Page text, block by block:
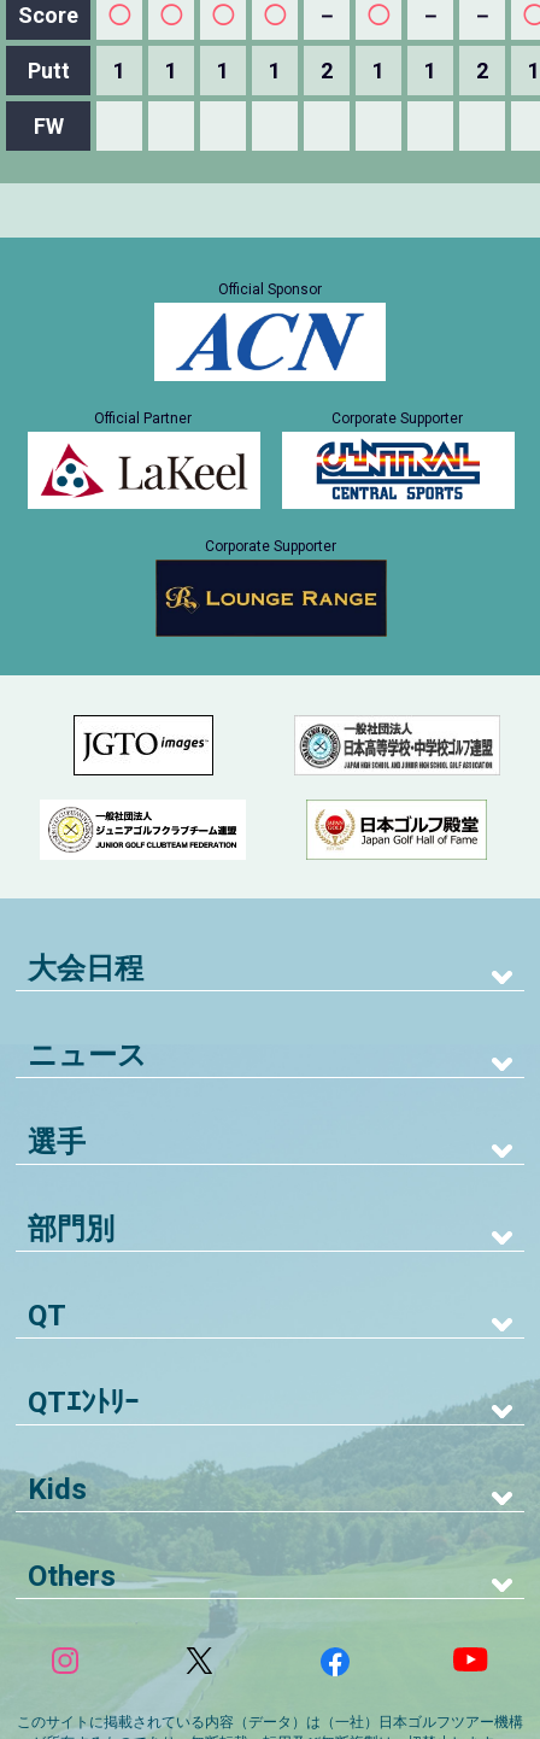
Score ◯ ◯ ◯ ◯ － ◯ － －
Putt 1 1 1 1 2 1 1 2 1
FW
Official Sponsor
Official Partner Corporate Supporter
Corporate Supporter
大会日程
ニュース
選手
部門別
QT
QTｴﾝﾄﾘｰ
Kids
Others
このサイトに掲載されている内容（データ）は（一社）日本ゴルフツアー機構